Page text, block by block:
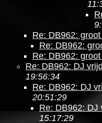
Re: DB962:
Re: DB962:
Re: DB962:
Re: DB962: DJ
19:56:34
Re: DB962: DJ
20:51:29
Re: DB962: DJ
15:17:29